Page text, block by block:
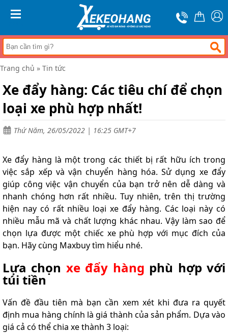
Trang
chủ
Xe
đẩy
hàng
Xe
tay
Bánh
xe
đẩy
Tin
tức
Liên
hệ
Trang chủ » Tin tức
Xe đẩy hàng: Các tiêu chí để chọn
loại xe phù hợp nhất!
Thứ Năm, 26/05/2022 | 16:25 GMT+7
Xe đẩy hàng là một trong các thiết bị rất hữu ích trong
việc sắp xếp và vận chuyển hàng hóa. Sử dụng xe đẩy
giúp công việc vận chuyển của bạn trở nên dễ dàng và
nhanh chóng hơn rất nhiều. Tuy nhiên, trên thị trường
hiện nay có rất nhiều loại xe đẩy hàng. Các loại này có
nhiều mẫu mã và chất lượng khác nhau. Vậy làm sao để
chọn lựa được một chiếc xe phù hợp với mục đích của
bạn. Hãy cùng Maxbuy tìm hiểu nhé.
Lựa chọn xe đẩy hàng phù hợp với
túi tiền
Vấn đề đầu tiên mà bạn cần xem xét khi đưa ra quyết
định mua hàng chính là giá thành của sản phẩm. Dựa vào
giá cả có thể chia xe thành 3 loại: